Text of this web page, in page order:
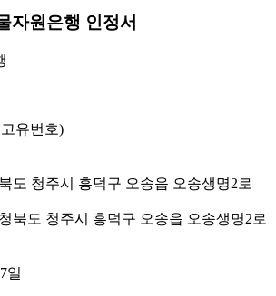
자원은행 인정서
유번호)
도 청주시 흥덕구 오송읍 오송생명2로
북도 청주시 흥덕구 오송읍 오송생명2로
일